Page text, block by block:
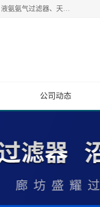
廊坊盛耀过滤设备有限公司主营产品：液氨过滤器、沼气过滤器、氨气分离器、二氧化碳过滤器、过滤器、液氨氨气过滤器、天然气过滤器、管道过滤器、*过滤器、液氨除油除水过滤器、氨气除油除水过滤器、焦炉煤气除焦油过滤器等。
公司动态